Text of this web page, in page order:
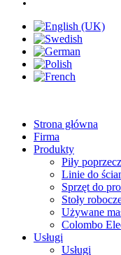
Strona główna
Firma
Produkty
Piły
Linie do
Sprzęt do
Stoły
Używane
Colombo
Usługi
Usługi